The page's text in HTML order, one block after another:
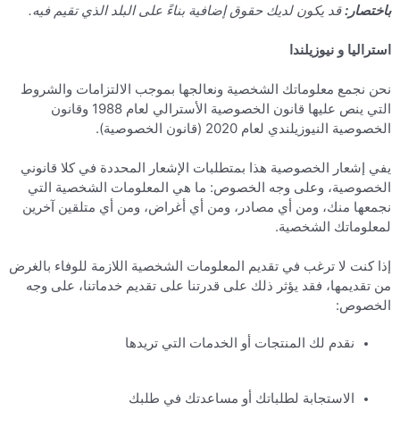
باختصار:قد يكون لديك حقوق إضافية بناءً على البلد الذي تقيم فيه.
استراليا و نيوزيلندا
نحن نجمع معلوماتك الشخصية ونعالجها بموجب الالتزامات والشروط
التي ينص عليها قانون الخصوصية الأسترالي لعام 1988 وقانون
الخصوصية النيوزيلندي لعام 2020 (قانون الخصوصية).
يفي إشعار الخصوصية هذا بمتطلبات الإشعار المحددة في كلا قانوني
الخصوصية، وعلى وجه الخصوص: ما هي المعلومات الشخصية التي
نجمعها منك، ومن أي مصادر، ومن أي أغراض، ومن أي متلقين آخرين
لمعلوماتك الشخصية.
إذا كنت لا ترغب في تقديم المعلومات الشخصية اللازمة للوفاء بالغرض
من تقديمها، فقد يؤثر ذلك على قدرتنا على تقديم خدماتنا، على وجه
الخصوص:
نقدم لك المنتجات أو الخدمات التي تريدها
الاستجابة لطلباتك أو مساعدتك في طلبك